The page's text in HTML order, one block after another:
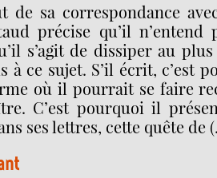
de sa correspondance
précise qu’il n’entend
s’agit de dissiper au
à ce sujet. S’il écrit, c’est
où il pourrait se faire
C’est pourquoi il
ses lettres, cette quête de